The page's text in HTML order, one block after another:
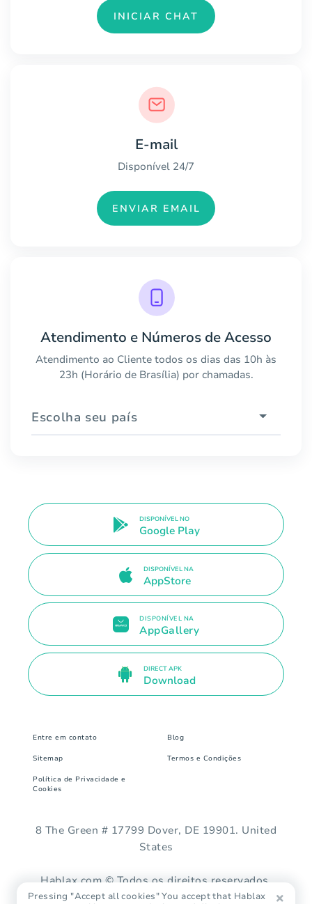
INICIAR CHAT
E-mail
Disponível 24/7
ENVIAR EMAIL
Atendimento e Números de Acesso
Atendimento ao Cliente todos os dias das 10h às
23h (Horário de Brasília) por chamadas.
Escolha seu país
DISPONÍVEL NO
Google Play
DISPONÍVEL NA
AppStore
DISPONÍVEL NA
AppGallery
DIRECT APK
Download
Entre em contato Blog
Sitemap Termos e Condições
Política de Privacidade e
Cookies
8 The Green # 17799 Dover, DE 19901. United
States
Hablax.com © Todos os direitos reservados.
Pressing "Accept all cookies" You accept that Hablax